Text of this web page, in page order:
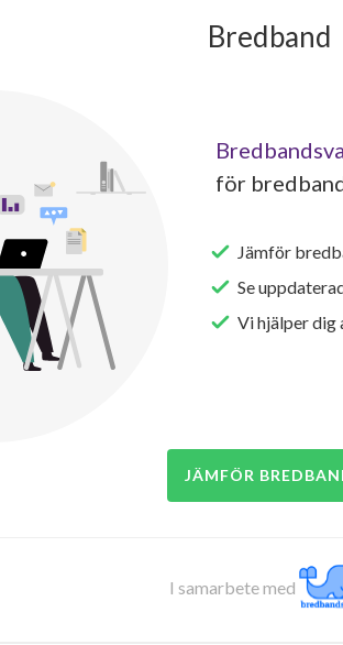
Bredband
för
Jämför
Se
Vi hjälper dig
JÄMFÖR
I samarbete med